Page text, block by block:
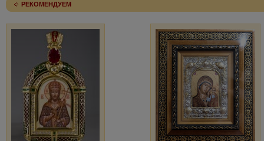
РЕКОМЕНДУЕМ